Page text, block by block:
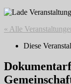
« Alle
Diese